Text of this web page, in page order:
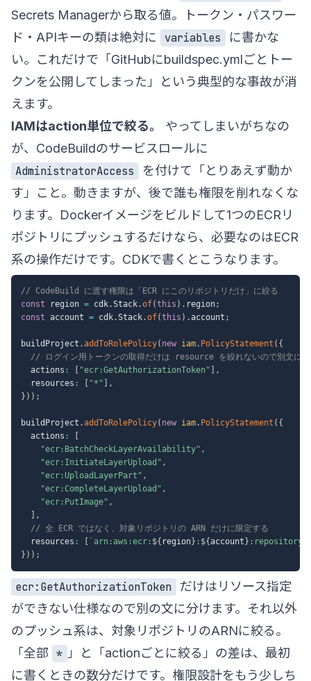
Secrets Managerから取る値。トークン・パスワー
ド・APIキーの類は絶対に
variables
に書かな
い。これだけで「GitHubにbuildspec.ymlごとトー
クンを公開してしまった」という典型的な事故が消
えます。
IAMはaction単位で絞る。
やってしまいがちなの
が、CodeBuildのサービスロールに
AdministratorAccess
を付けて「とりあえず動か
す」こと。動きますが、後で誰も権限を削れなくな
ります。Dockerイメージをビルドして1つのECRリ
ポジトリにプッシュするだけなら、必要なのはECR
系の操作だけです。CDKで書くとこうなります。
// CodeBuild に渡す権限は「ECR にこのリポジトリだけ」に絞る
const region = cdk.Stack.of(this ) . region;
const account = cdk.Stack.of(this ) .account ;
buildProject .addToRolePolicy( new iam. PolicyStatement ( {
// ログイン用トークンの取得だけは resource を絞れないので別文に分
  actions
: "ecr:GetAuthorizationToken"
,
  resources
: "*"
,
} ) ) ;
buildProject .addToRolePolicy( new iam. PolicyStatement ( {
  actions
:
"ecr:BatchCheckLayerAvailability" ,
"ecr:InitiateLayerUpload" ,
"ecr:UploadLayerPart" ,
"ecr:CompleteLayerUpload" ,
"ecr:PutImage" ,
,
// 全 ECR ではなく、対象リポジトリの ARN だけに限定する
  resources
: ` arn:aws:ecr: ${ region} : ${account } :repository/
} ) ) ;
ecr:GetAuthorizationToken
だけはリソース指定
ができない仕様なので別の文に分けます。それ以外
のプッシュ系は、対象リポジトリのARNに絞る。
「全部 * 」と「actionごとに絞る」の差は、最初
に書くときの数分だけです。権限設計をもう少しち